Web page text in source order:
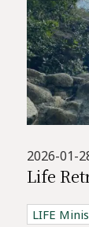
2026-01-
Life
LIFE